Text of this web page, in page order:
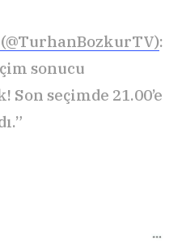
:
sonucu
Son seçimde 21.00’e